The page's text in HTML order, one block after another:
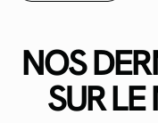
NOS
SUR